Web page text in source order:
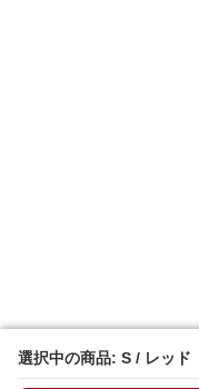
選択中の商品: S / レッド
選択中の商品: S / レッド